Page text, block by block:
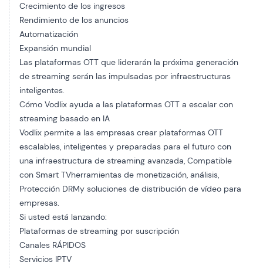
Crecimiento de los ingresos
Rendimiento de los anuncios
Automatización
Expansión mundial
Las plataformas OTT que liderarán la próxima generación
de streaming serán las impulsadas por infraestructuras
inteligentes.
Cómo Vodlix ayuda a las plataformas OTT a escalar con
streaming basado en IA
Vodlix permite a las empresas crear plataformas OTT
escalables, inteligentes y preparadas para el futuro con
una infraestructura de streaming avanzada, Compatible
con Smart TVherramientas de monetización, análisis,
Protección DRMy soluciones de distribución de vídeo para
empresas.
Si usted está lanzando:
Plataformas de streaming por suscripción
Canales RÁPIDOS
Servicios IPTV